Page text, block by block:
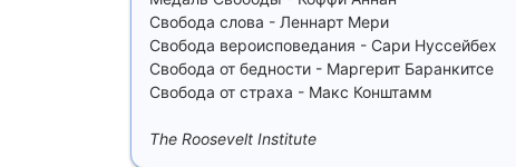
Свобода слова - Леннарт Мери
Свобода вероисповедания - Сари Нуссейбех
Свобода от бедности - Маргерит Баранкитсе
Свобода от страха - Макс Конштамм
The Roosevelt Institute